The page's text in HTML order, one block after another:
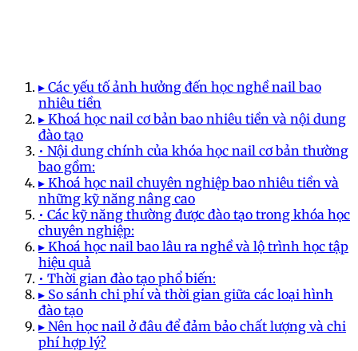
▸ Các yếu tố ảnh hưởng đến học nghề nail bao
nhiêu tiền
▸ Khoá học nail cơ bản bao nhiêu tiền và nội dung
đào tạo
• Nội dung chính của khóa học nail cơ bản thường
bao gồm:
▸ Khoá học nail chuyên nghiệp bao nhiêu tiền và
những kỹ năng nâng cao
• Các kỹ năng thường được đào tạo trong khóa học
chuyên nghiệp:
▸ Khoá học nail bao lâu ra nghề và lộ trình học tập
hiệu quả
• Thời gian đào tạo phổ biến:
▸ So sánh chi phí và thời gian giữa các loại hình
đào tạo
▸ Nên học nail ở đâu để đảm bảo chất lượng và chi
phí hợp lý?